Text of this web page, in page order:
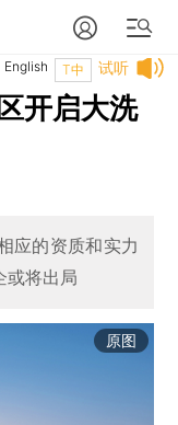
试听
T中
English
开启大洗
应的资质和实力
或将出局
原图